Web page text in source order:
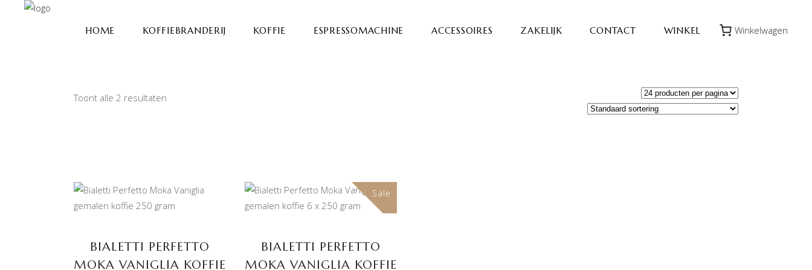
HOME KOFFIEBRANDERIJ KOFFIE ESPRESSOMACHINE ACCESSOIRES ZAKELIJK CONTACT WINKEL Winkelwagen
Toont alle 2 resultaten
TOEVOEGEN AAN
WINKELWAGEN
BIALETTI PERFETTO
MOKA VANIGLIA KOFFIE
Sale
TOEVOEGEN AAN
WINKELWAGEN
BIALETTI PERFETTO
MOKA VANIGLIA KOFFIE